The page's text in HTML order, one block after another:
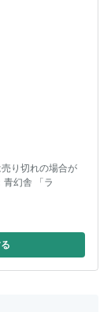
り切れの場合が
青幻舎 「ラ